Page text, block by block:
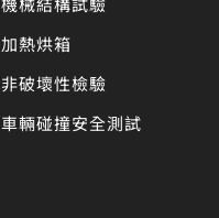
機械結構試驗
加熱烘箱
非破壞性檢驗
車輛碰撞安全測試